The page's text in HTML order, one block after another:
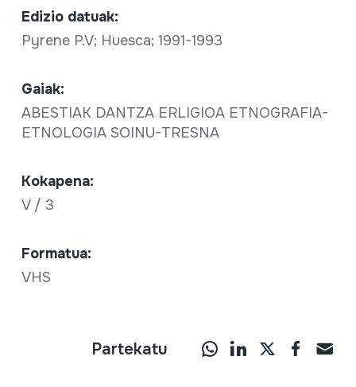
Edizio datuak:
Pyrene P.V; Huesca; 1991-1993
Gaiak:
ABESTIAK DANTZA ERLIGIOA ETNOGRAFIA-
ETNOLOGIA SOINU-TRESNA
Kokapena:
V / 3
Formatua:
VHS
Partekatu